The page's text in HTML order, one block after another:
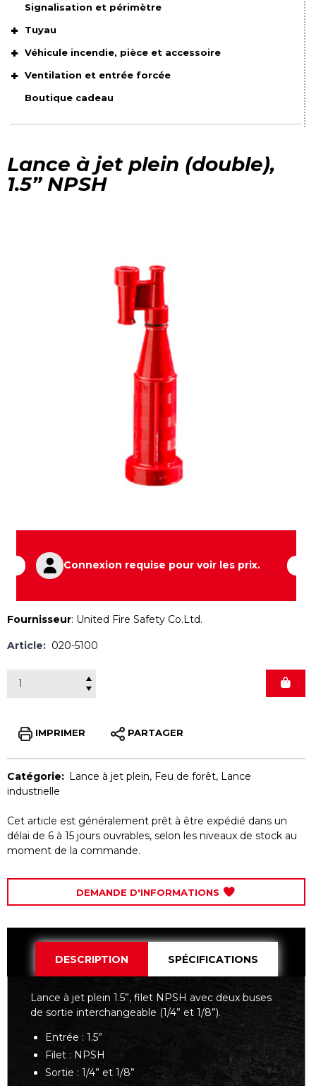
Signalisation et périmètre
Tuyau
Véhicule incendie, pièce et accessoire
Ventilation et entrée forcée
Boutique cadeau
Lance à jet plein (double),
1.5” NPSH
Connexion requise pour voir les prix.
Fournisseur: United Fire Safety Co.Ltd.
Article: 020-5100
IMPRIMER PARTAGER
Catégorie: Lance à jet plein, Feu de forêt, Lance
industrielle
Cet article est généralement prêt à être expédié dans un
délai de 6 à 15 jours ouvrables, selon les niveaux de stock au
moment de la commande.
DEMANDE D'INFORMATIONS
DESCRIPTION SPÉCIFICATIONS
Lance à jet plein 1.5”, filet NPSH avec deux buses
de sortie interchangeable (1/4” et 1/8”).
Entrée : 1.5”
Filet : NPSH
Sortie : 1/4” et 1/8”